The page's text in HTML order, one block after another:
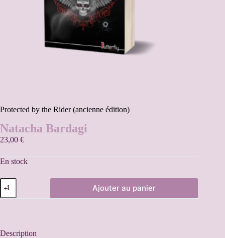
Protected by the Rider (ancienne édition)
Natacha Bardagi
23,00 €
En stock
Ajouter au panier
e
Description